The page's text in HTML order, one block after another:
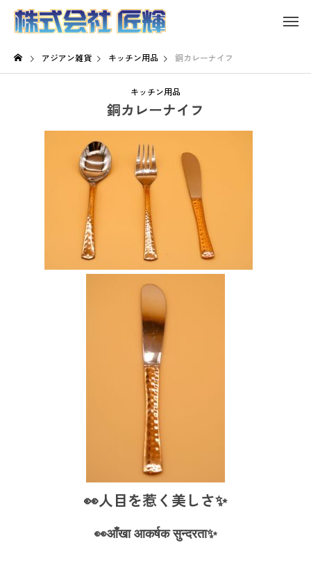
アジアン雑貨 キッチン用品 銅カレーナイフ
キッチン用品
銅カレーナイフ
👀人目を惹く美しさ✨
👀आँखा आकर्षक सुन्दरता✨